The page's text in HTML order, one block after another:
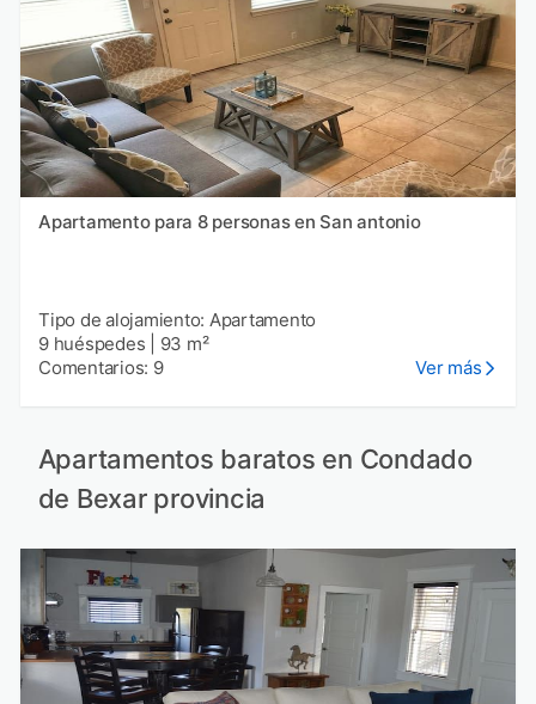
Apartamento para 8 personas en San antonio
Tipo de alojamiento: Apartamento
9 huéspedes
93 m²
Comentarios: 9
Ver más
Apartamentos baratos en Condado
de Bexar provincia